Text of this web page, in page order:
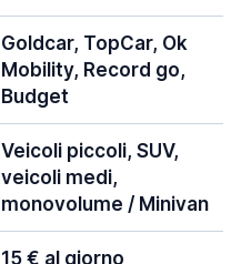
Goldcar, TopCar, Ok
Mobility, Record go,
Budget
Veicoli piccoli, SUV,
veicoli medi,
monovolume / Minivan
15 € al giorno